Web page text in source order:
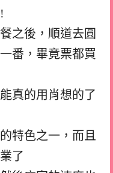
之後，順道去圓
番，畢竟票都買
真的用肖想的了
特色之一，而且
了